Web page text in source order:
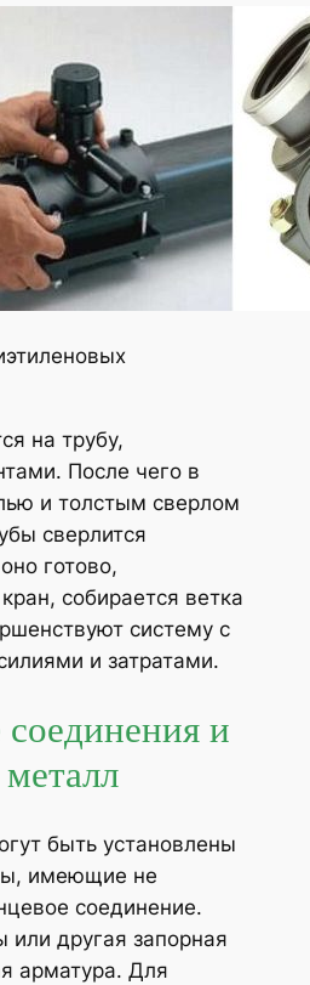
на трубу,
После чего в
и толстым сверлом
сверлится
готово,
собирается ветка
систему с
и затратами.
и
быть установлены
имеющие не
соединение.
или другая запорная
арматура. Для